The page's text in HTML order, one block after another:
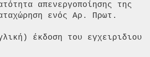
απενεργοποίησης της
ενός Αρ. Πρωτ.
έκδοση του εγχειριδιου